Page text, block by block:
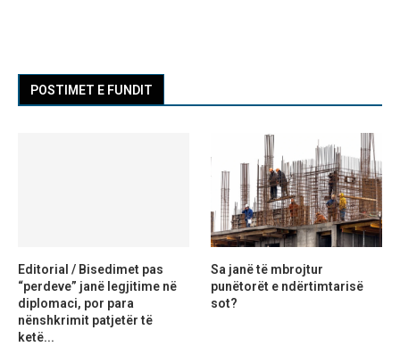
POSTIMET E FUNDIT
Editorial / Bisedimet pas
“perdeve” janë legjitime në
diplomaci, por para
nënshkrimit patjetër të
ketë...
Sa janë të mbrojtur
punëtorët e ndërtimtarisë
sot?